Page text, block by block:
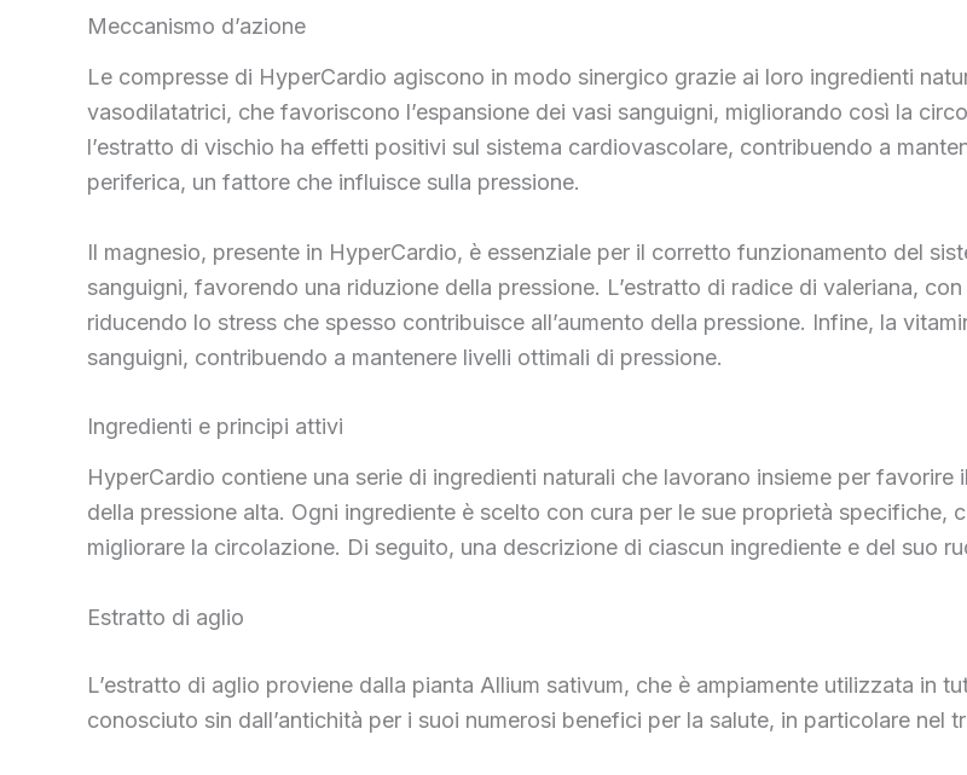
Meccanismo d’azione
Le compresse di HyperCardio agiscono in modo sinergico grazie ai loro ingredienti
vasodilatatrici, che favoriscono l’espansione dei vasi sanguigni, migliorando così la
l’estratto di vischio ha effetti positivi sul sistema cardiovascolare, contribuendo a
periferica, un fattore che influisce sulla pressione.
Il magnesio, presente in HyperCardio, è essenziale per il corretto funzionamento del
sanguigni, favorendo una riduzione della pressione. L’estratto di radice di valeriana,
riducendo lo stress che spesso contribuisce all’aumento della pressione. Infine, la
sanguigni, contribuendo a mantenere livelli ottimali di pressione.
Ingredienti e principi attivi
HyperCardio contiene una serie di ingredienti naturali che lavorano insieme per
della pressione alta. Ogni ingrediente è scelto con cura per le sue proprietà specifiche,
migliorare la circolazione. Di seguito, una descrizione di ciascun ingrediente e del suo
Estratto di aglio
L’estratto di aglio proviene dalla pianta Allium sativum, che è ampiamente utilizzata in
conosciuto sin dall’antichità per i suoi numerosi benefici per la salute, in particolare nel